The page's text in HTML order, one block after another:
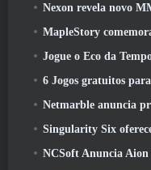
Nexon revela novo MMORPG
MapleStory comemora seu
Jogue o Eco da
6 Jogos gratuitos para
Netmarble anuncia pré-registro para
Singularity Six oferece uma visão
NCSoft Anuncia Aion 2